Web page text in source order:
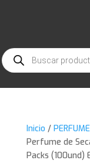
Búsqueda
de
productos
Inicio /
Perfume de
Packs (100und)